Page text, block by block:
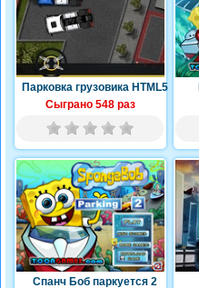
Парковка грузовика HTML5
Сыграно 548 раз
Спанч Боб паркуется 2